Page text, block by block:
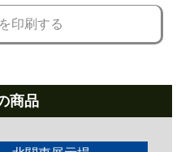
印刷する
商品